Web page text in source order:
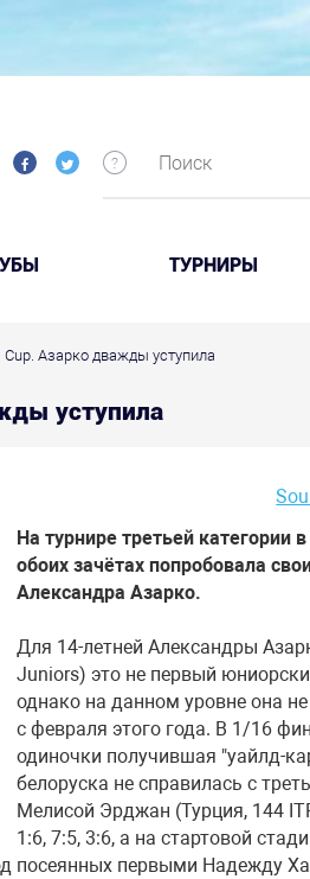
ТУРНИРЫ
Cup. Азарко дважды уступила
уступила
На турнире третьей категории
обоих зачётах попробовала
Александра Азарко.
Для 14-летней Александры
Juniors) это не первый
однако на данном уровне она
с февраля этого года. В 1/16
одиночки получившая "уайлд-
белоруска не справилась с
Мелисой Эрджан (Турция, 144
1:6, 7:5, 3:6, а на стартовой
посеянных первыми Надежду